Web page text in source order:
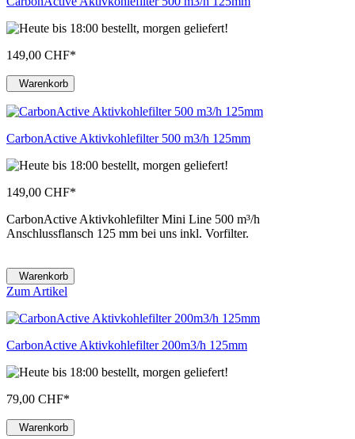
149,00 CHF*
Warenkorb
CarbonActive Aktivkohlefilter 500 m3/h 125mm
149,00 CHF*
CarbonActive Aktivkohlefilter Mini Line 500 m³/h
Anschlussflansch 125 mm bei uns inkl. Vorfilter.
Warenkorb
Zum Artikel
CarbonActive Aktivkohlefilter 200m3/h 125mm
79,00 CHF*
Warenkorb